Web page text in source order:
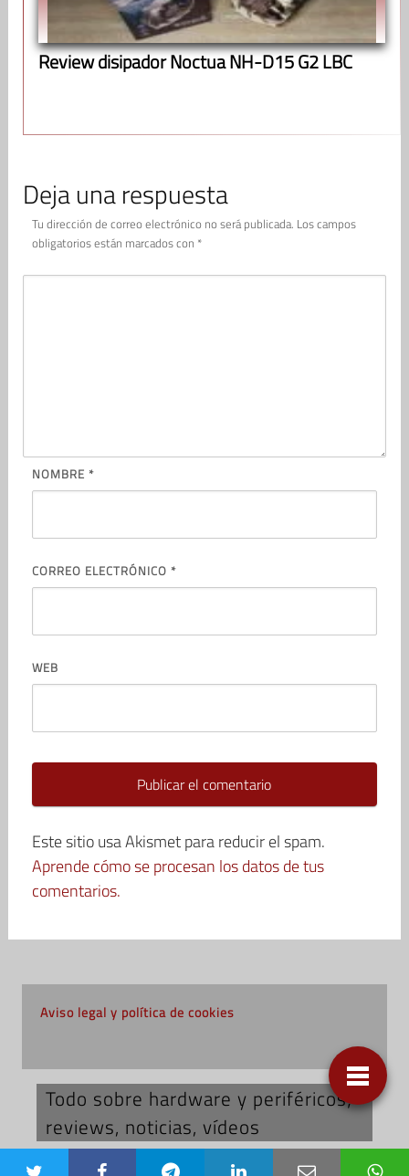
Review disipador Noctua NH-D15 G2 LBC
Deja una respuesta
Tu dirección de correo electrónico no será publicada. Los campos
obligatorios están marcados con *
NOMBRE *
CORREO ELECTRÓNICO *
WEB
Este sitio usa Akismet para reducir el spam.
Aprende cómo se procesan los datos de tus
comentarios.
Aviso legal y política de cookies
Todo sobre hardware y periféricos;
reviews, noticias, vídeos